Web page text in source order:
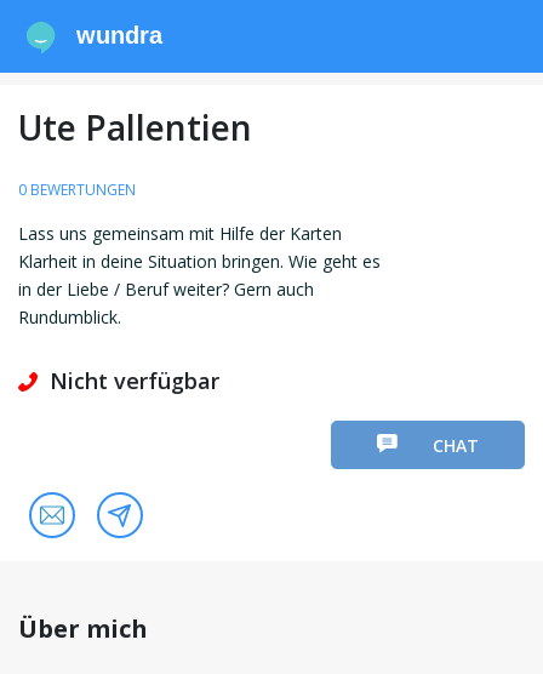
wundra
Ute Pallentien
0 BEWERTUNGEN
Lass uns gemeinsam mit Hilfe der Karten
Klarheit in deine Situation bringen. Wie geht es
in der Liebe / Beruf weiter? Gern auch
Rundumblick.
Nicht verfügbar
CHAT
Über mich